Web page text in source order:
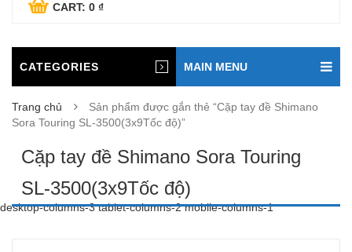
CART: 0 ₫
CATEGORIES MAIN MENU
Trang chủ
Sản phẩm được gắn thẻ “Cặp tay đề Shimano
Sora Touring SL-3500(3x9Tốc độ)”
Cặp tay đề Shimano Sora Touring
SL-3500(3x9Tốc độ)
desktop-columns-3 tablet-columns-2 mobile-columns-1